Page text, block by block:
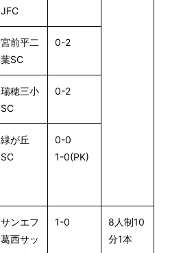
JFC
宮前平二
葉SC
0-2
瑞穂三小
SC
0-2
緑が丘
SC
0-0
1-0(PK)
サンエフ
葛西サッ
1-0
8人制10
分1本